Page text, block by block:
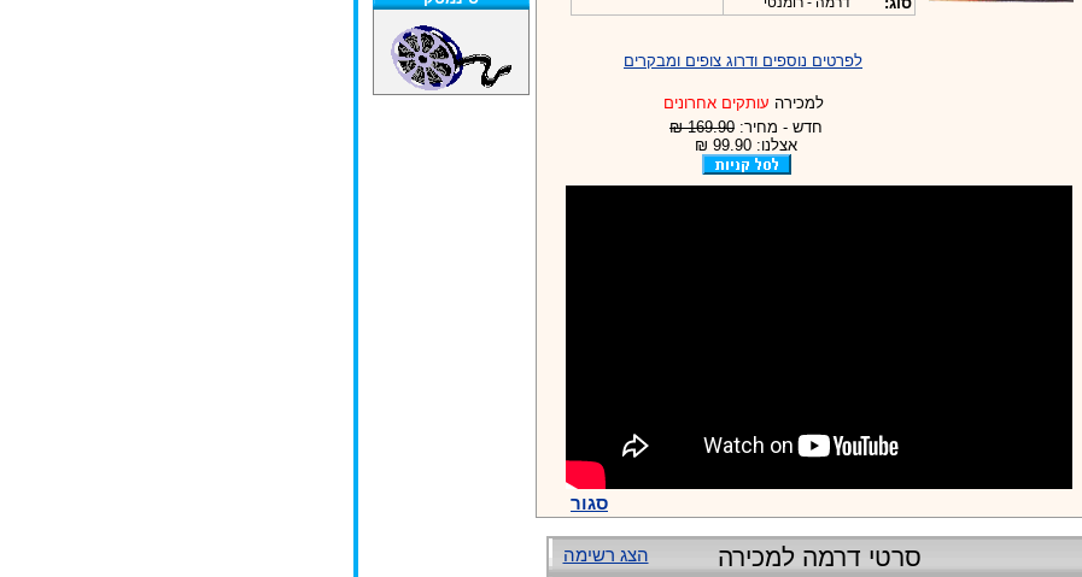
לפרטים נוספים ודרוג צופים ומבקרים
למכירה עותקים אחרונים
חדש - מחיר: 169.90 ₪
אצלנו: 99.90 ₪
סגור
הצג רשימה סרטי דרמה למכירה